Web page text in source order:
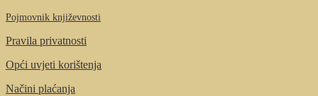
Pojmovnik književnosti
Pravila privatnosti
Opći uvjeti korištenja
Načini plaćanja